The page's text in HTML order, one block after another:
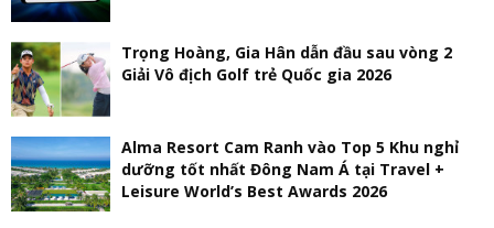
Trọng Hoàng, Gia Hân dẫn đầu sau vòng 2
Giải Vô địch Golf trẻ Quốc gia 2026
Alma Resort Cam Ranh vào Top 5 Khu nghỉ
dưỡng tốt nhất Đông Nam Á tại Travel +
Leisure World’s Best Awards 2026